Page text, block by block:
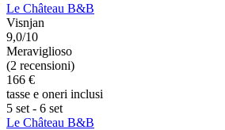
Le Château B&B
Visnjan
9,0/10
Meraviglioso
(2 recensioni)
166 €
tasse e oneri inclusi
5 set - 6 set
Le Château B&B